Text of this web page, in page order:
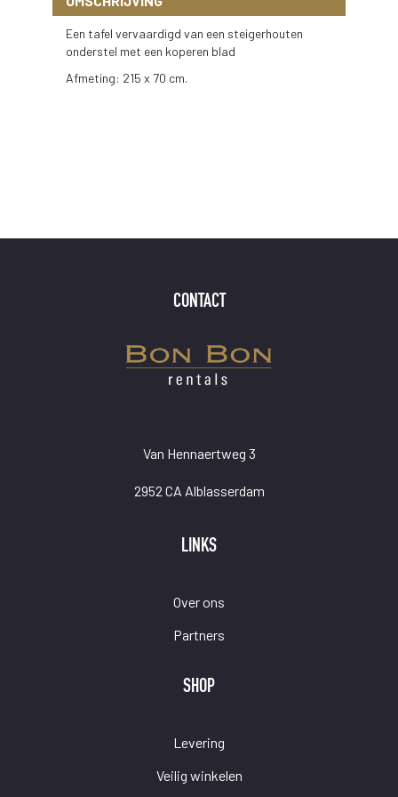
Een tafel vervaardigd van een steigerhouten
onderstel met een koperen blad
Afmeting: 215 x 70 cm.
CONTACT
Van Hennaertweg 3
2952 CA Alblasserdam
LINKS
Over ons
Partners
SHOP
Levering
Veilig winkelen